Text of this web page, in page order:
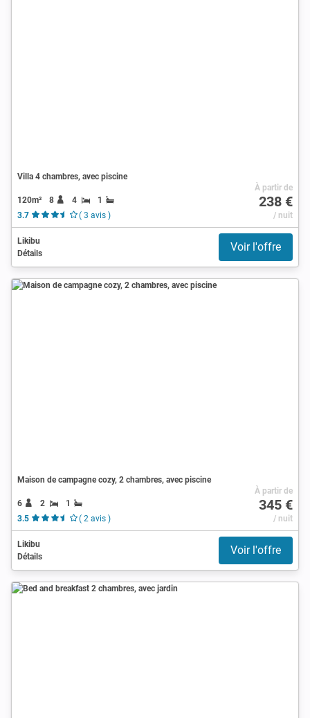
Villa 4 chambres, avec piscine
120m² 8 4
1
3.7
( 3 avis )
À partir de
238 €
/ nuit
Likibu
Détails
Voir l'offre
Maison de campagne cozy, 2 chambres, avec piscine
6 2
1
3.5
( 2 avis )
À partir de
345 €
/ nuit
Likibu
Détails
Voir l'offre